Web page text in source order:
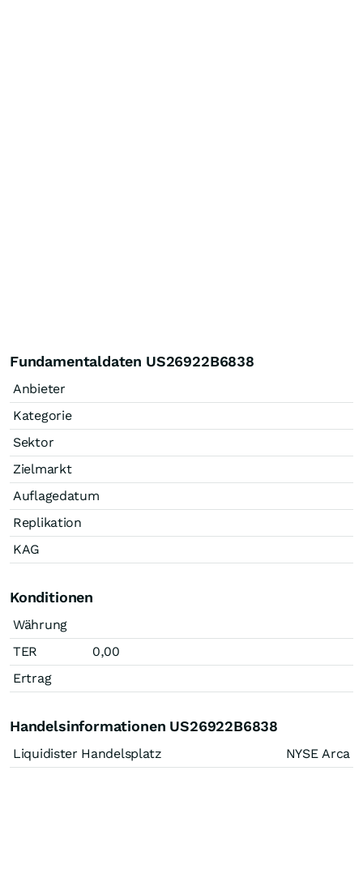
Fundamentaldaten US26922B6838
Anbieter
Kategorie
Sektor
Zielmarkt
Auflagedatum
Replikation
KAG
Konditionen
Währung
TER
0,00
Ertrag
Handelsinformationen US26922B6838
Liquidister Handelsplatz NYSE Arca